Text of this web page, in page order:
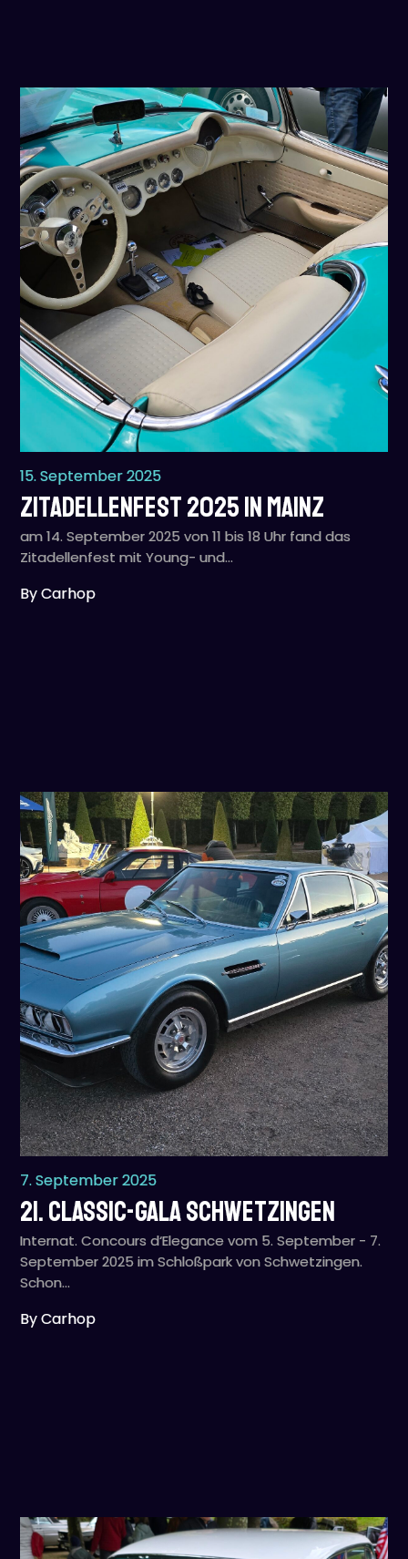
15. September 2025
Zitadellenfest 2025 in Mainz
am 14. September 2025 von 11 bis 18 Uhr fand das
Zitadellenfest mit Young- und…
By Carhop
7. September 2025
21. Classic-Gala Schwetzingen
Internat. Concours d‘Elegance vom 5. September - 7.
September 2025 im Schloßpark von Schwetzingen.
Schon…
By Carhop